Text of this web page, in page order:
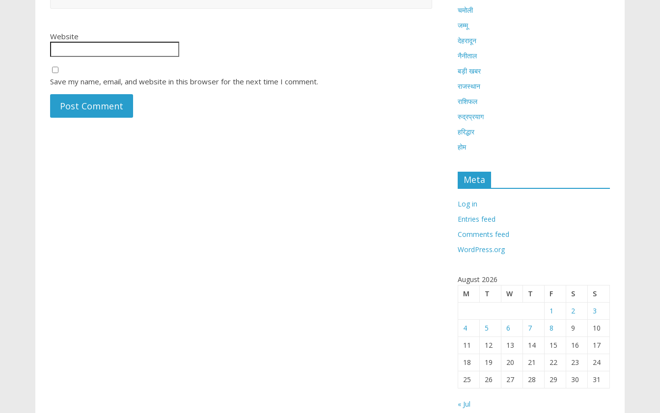
Website
Save my name, email, and website in this browser for the next time I comment.
चमोली
जम्मू
देहरादून
नैनीताल
बड़ी खबर
राजस्थान
राशिफल
रुद्रप्रयाग
हरिद्धार
होम
Meta
Log in
Entries feed
Comments feed
WordPress.org
August 2026
M
T W T F S
S
1
2
3
4
5 6 7 8 9
10
11
12 13 14 15 16
17
18
19 20 21 22 23
24
25
26 27 28 29 30 31
« Jul